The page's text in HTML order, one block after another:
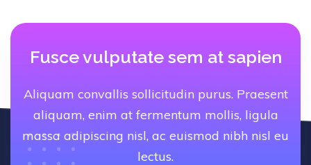
Fusce vulputate sem at sapien
Aliquam convallis sollicitudin purus. Praesent
aliquam, enim at fermentum mollis, ligula
massa adipiscing nisl, ac euismod nibh nisl eu
lectus.